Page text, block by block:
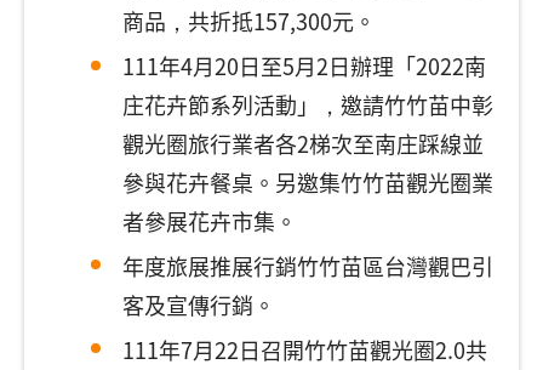
商品，共折抵157,300元。
111年4月20日至5月2日辦理「2022南
庄花卉節系列活動」，邀請竹竹苗中彰
觀光圈旅行業者各2梯次至南庄踩線並
參與花卉餐桌。另邀集竹竹苗觀光圈業
者參展花卉市集。
年度旅展推展行銷竹竹苗區台灣觀巴引
客及宣傳行銷。
111年7月22日召開竹竹苗觀光圈2.0共